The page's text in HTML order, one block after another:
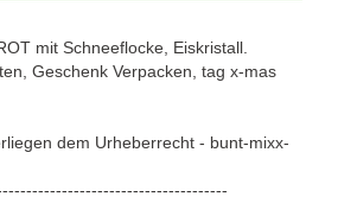
mit Schneeflocke, Eiskristall.
Geschenk Verpacken, tag x-mas
dem Urheberrecht - bunt-mixx-